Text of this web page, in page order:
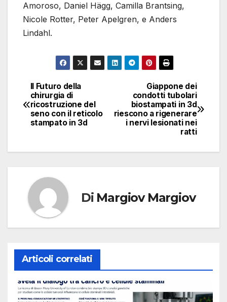
Amoroso, Daniel Hägg, Camilla Brantsing,
Nicole Rotter, Peter Apelgren, e Anders
Lindahl.
Navigazione
articoli
Giappone dei
condotti tubolari
biostampati in 3d
riescono a rigenerare
i nervi lesionati nei
ratti
Il Futuro della
chirurgia di
ricostruzione del
seno con il reticolo
stampato in 3d
Di Margiov Margiov
Articoli correlati